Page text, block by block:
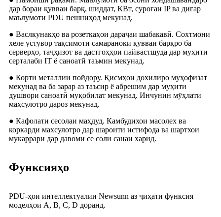
дар бораи қувваи барқ, шиддат, КВт, суроғаи IP ва дигар
маълумоти PDU пешниҳод мекунад.
● Васлкунакҳо ва розеткаҳои дараҷаи шабакавӣ. Сохтмони
хеле устувор тақсимоти самараноки қувваи барқро ба
серверҳо, таҷҳизот ва дастгоҳҳои пайвастшуда дар муҳити
серталаби IT ё саноатӣ таъмин мекунад.
● Корти металлии пойдору. Қисмҳои дохилиро муҳофизат
мекунад ва ба зарар аз таъсир ё абрешим дар муҳити
душвори саноатӣ муқобилат мекунад. Инчунин мӯҳлати
маҳсулотро дароз мекунад.
● Кафолати сесолаи маҳдуд. Камбудихои масолех ва
коркарди махсулотро дар шароити истифода ва шартхои
мукаррари дар давоми се соли санаи харид.
Функсияҳо
PDU-ҳои интеллектуалии Newsunn аз ҷиҳати функсия
моделҳои A, B, C, D доранд.